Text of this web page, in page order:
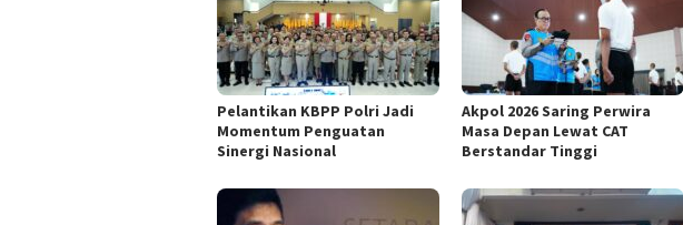
Pelantikan KBPP Polri Jadi
Momentum Penguatan
Sinergi Nasional
Akpol 2026 Saring Perwira
Masa Depan Lewat CAT
Berstandar Tinggi